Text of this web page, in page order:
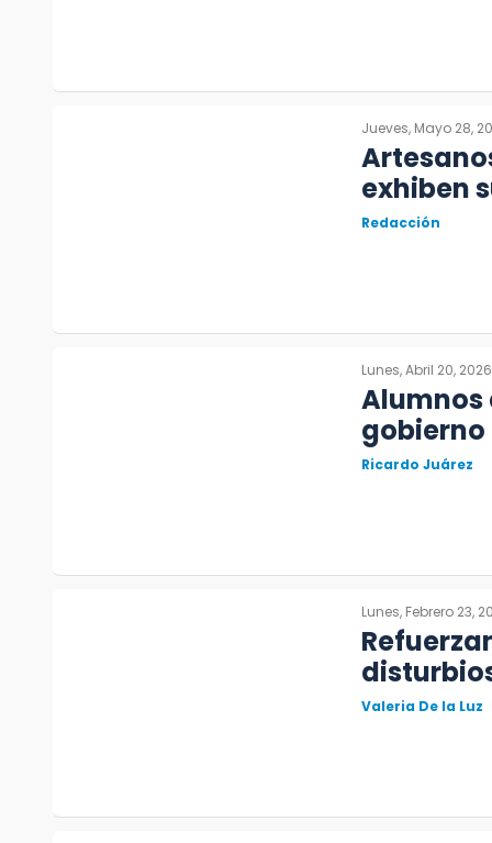
Jueves, Mayo 28,
exhiben
Redacción
Lunes, Abril 20, 2026
Alumnos
Ricardo Juárez
Lunes, Febrero 23,
Valeria De la Luz